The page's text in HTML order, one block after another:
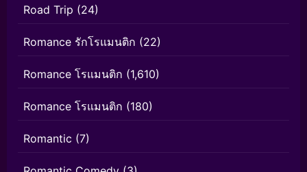
Road Trip (24)
Romance รักโรแมนติก (22)
Romance โรแมนติก (1,610)
Romance โรแมนติก (180)
Romantic (7)